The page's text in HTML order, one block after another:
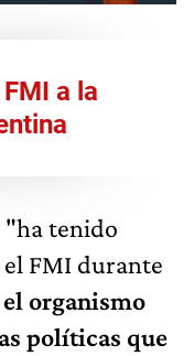
a la
"ha tenido
FMI durante
el organismo
políticas que